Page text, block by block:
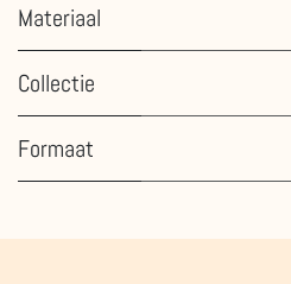
Materiaal
Collectie
Formaat